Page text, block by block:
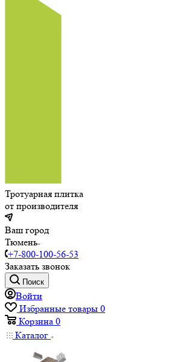
Тротуарная плитка
от производителя
Ваш город
Тюмень
+7-800-100-56-53
Заказать звонок
Поиск
Войти
Избранные товары 0
Корзина 0
Каталог